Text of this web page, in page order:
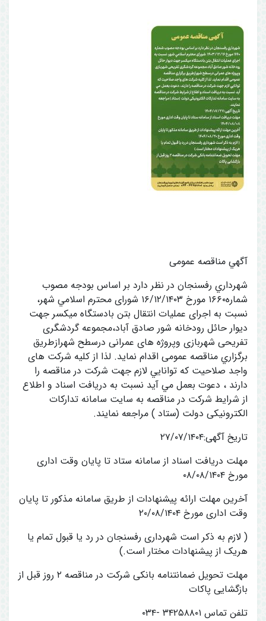
آگهي مناقصه عمومی
شهرداري رفسنجان در نظر دارد بر اساس بودجه مصوب
شماره۱۶۶۰ مورخ ۱۶/۱۲/۱۴۰۳ شورای محترم اسلامي شهر،
نسبت به اجرای عملیات انتقال بتن بادستگاه میکسر جهت
دیوار حائل رودخانه شور صادق آباد،مجموعه گردشگری
تفریحی شهربازی وپروژه های عمرانی درسطح شهرازطريق
برگزاري مناقصه عمومی اقدام نمايد. لذا از کلیه شرکت های
واجد صلاحیت که توانايي لازم جهت شرکت در مناقصه را
دارند ، دعوت بعمل مي آيد نسبت به دریافت اسناد و اطلاع
از شرايط شركت در مناقصه به سایت سامانه تدارکات
الکترونیکی دولت (ستاد ) مراجعه نمايند.
تاریخ آگهی:۲۷/۰۷/۱۴۰۴
مهلت دریافت اسناد از سامانه ستاد تا پایان وقت اداری
مورخ ۰۸/۰۸/۱۴۰۴
آخرین مهلت ارائه پیشنهادات از طریق سامانه مذکور تا پایان
وقت اداری مورخ ۲۰/۰۸/۱۴۰۴
( لازم به ذکر است شهرداری رفسنجان در رد یا قبول تمام یا
هریک از پیشنهادات مختار است.)
مهلت تحویل ضمانتنامه بانکی شرکت در مناقصه ۲ روز قبل از
بازگشایی پاکات
تلفن تماس ۳۴۲۵۸۸۰۱ -۰۳۴